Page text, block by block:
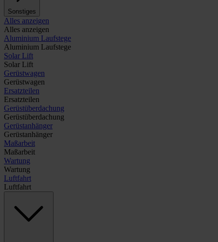
Sonstiges
Alles anzeigen
Alles anzeigen
Aluminium Laufstege
Aluminium Laufstege
Solar Lift
Solar Lift
Gerüstwagen
Gerüstwagen
Ersatzteilen
Ersatzteilen
Gerüstüberdachung
Gerüstüberdachung
Gerüstanhänger
Gerüstanhänger
Maßarbeit
Maßarbeit
Wartung
Wartung
Luftfahrt
Luftfahrt